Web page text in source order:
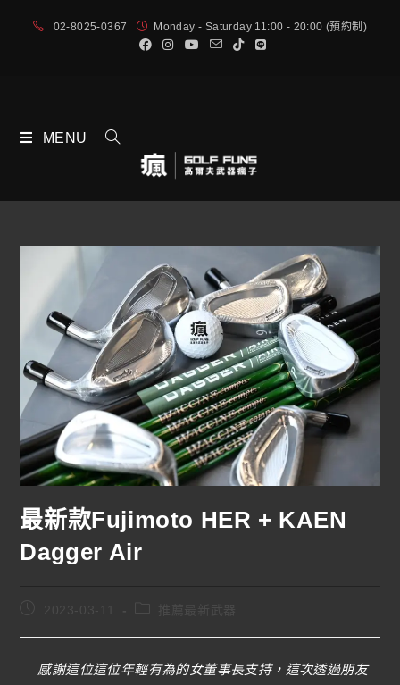
02-8025-0367 Monday - Saturday 11:00 - 20:00 (預約制)
MENU
最新款Fujimoto HER + KAEN
Dagger Air
2023-03-11
感謝這位這位年輕有為的女董事長支持，這次透過朋友